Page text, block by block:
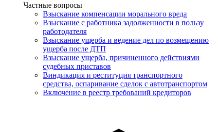
Услуги
Частные вопросы
Взыскание компенсации морального вреда
Взыскание с работника задолженности в пользу
работодателя
Взыскание ущерба и ведение дел по возмещению
ущерба после ДТП
Взыскание ущерба, причиненного действиями
судебных приставов
Виндикация и реституция транспортного
средства, оспаривание сделок с автотранспортом
Включение в реестр требований кредиторов